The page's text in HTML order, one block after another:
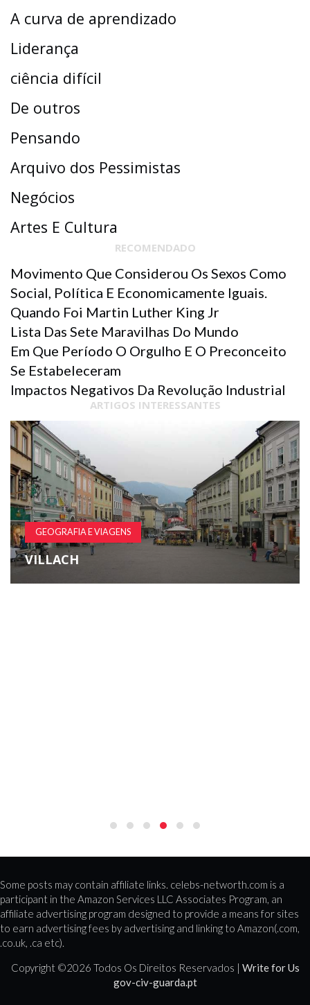
A curva de aprendizado
Liderança
ciência difícil
De outros
Pensando
Arquivo dos Pessimistas
Negócios
Artes E Cultura
RECOMENDADO
Movimento Que Considerou Os Sexos Como
Social, Política E Economicamente Iguais.
Quando Foi Martin Luther King Jr
Lista Das Sete Maravilhas Do Mundo
Em Que Período O Orgulho E O Preconceito
Se Estabeleceram
Impactos Negativos Da Revolução Industrial
ARTIGOS INTERESSANTES
GEOGRAFIA E VIAGENS
VILLACH
Some posts may contain affiliate links. celebs-networth.com is a
participant in the Amazon Services LLC Associates Program, an
affiliate advertising program designed to provide a means for sites
to earn advertising fees by advertising and linking to Amazon(.com,
.co.uk, .ca etc).
Copyright ©2026 Todos Os Direitos Reservados | Write for Us
gov-civ-guarda.pt